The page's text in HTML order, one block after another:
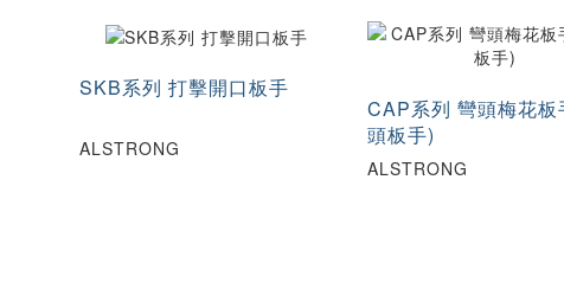
SKB系列 打擊開口板手
ALSTRONG
CAP系列 彎頭梅花板
頭板手)
ALSTRONG